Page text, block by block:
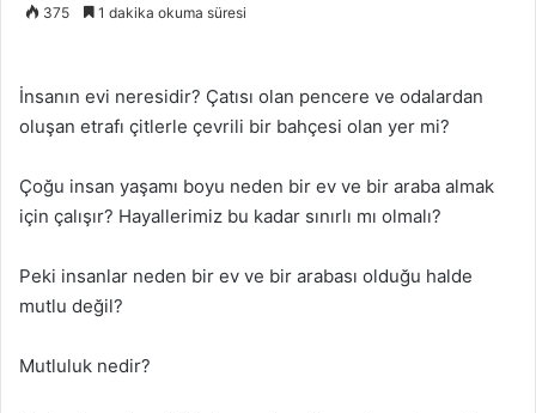
375 1 dakika okuma süresi
İnsanın evi neresidir? Çatısı olan pencere ve odalardan
oluşan etrafı çitlerle çevrili bir bahçesi olan yer mi?
Çoğu insan yaşamı boyu neden bir ev ve bir araba almak
için çalışır? Hayallerimiz bu kadar sınırlı mı olmalı?
Peki insanlar neden bir ev ve bir arabası olduğu halde
mutlu değil?
Mutluluk nedir?